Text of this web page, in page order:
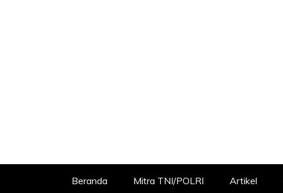
Beranda Mitra TNI/POLRI Artikel